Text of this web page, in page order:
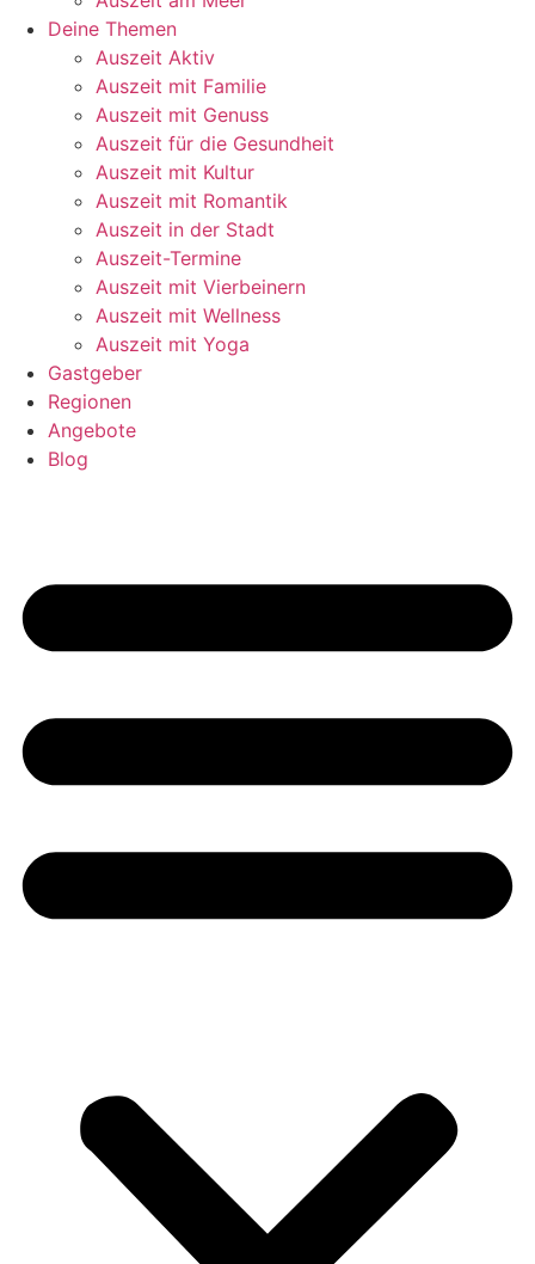
Deine Themen
Auszeit Aktiv
Auszeit mit Familie
Auszeit mit Genuss
Auszeit für die Gesundheit
Auszeit mit Kultur
Auszeit mit Romantik
Auszeit in der Stadt
Auszeit-Termine
Auszeit mit Vierbeinern
Auszeit mit Wellness
Auszeit mit Yoga
Gastgeber
Regionen
Angebote
Blog